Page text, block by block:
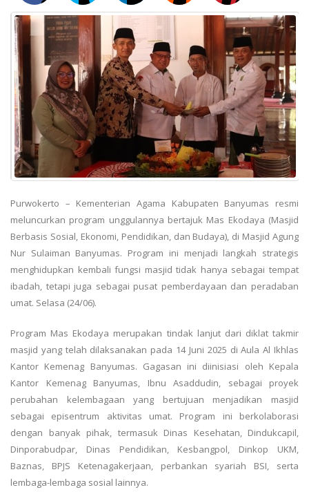
Purwokerto – Kementerian Agama Kabupaten Banyumas resmi
meluncurkan program unggulannya bertajuk Mas Ekodaya (Masjid
Berbasis Sosial, Ekonomi, Pendidikan, dan Budaya), di Masjid Agung
Nur Sulaiman Banyumas. Program ini menjadi langkah strategis
menghidupkan kembali fungsi masjid tidak hanya sebagai tempat
ibadah, tetapi juga sebagai pusat pemberdayaan dan peradaban
umat. Selasa (24/06).
Program Mas Ekodaya merupakan tindak lanjut dari diklat takmir
masjid yang telah dilaksanakan pada 14 Juni 2025 di Aula Al Ikhlas
Kantor Kemenag Banyumas. Gagasan ini diinisiasi oleh Kepala
Kantor Kemenag Banyumas, Ibnu Asaddudin, sebagai proyek
perubahan kelembagaan yang bertujuan menjadikan masjid
sebagai episentrum aktivitas umat. Program ini berkolaborasi
dengan banyak pihak, termasuk Dinas Kesehatan, Dindukcapil,
Dinporabudpar, Dinas Pendidikan, Kesbangpol, Dinkop UKM,
Baznas, BPJS Ketenagakerjaan, perbankan syariah BSI, serta
lembaga-lembaga sosial lainnya.